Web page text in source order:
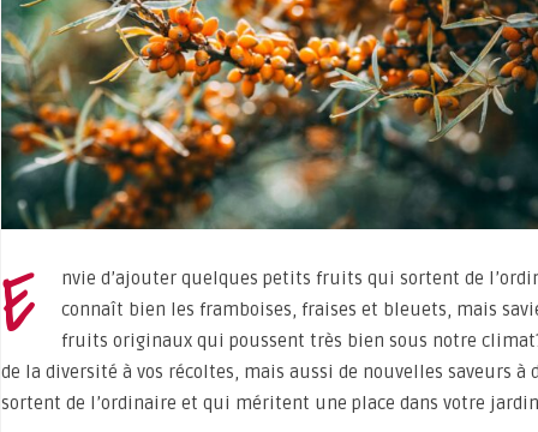
E
nvie d’ajouter quelques petits fruits qui sortent de
connaît bien les framboises, fraises et bleuets, mais
fruits originaux qui poussent très bien sous notre
de la diversité à vos récoltes, mais aussi de nouvelles saveurs à
sortent de l’ordinaire et qui méritent une place dans votre